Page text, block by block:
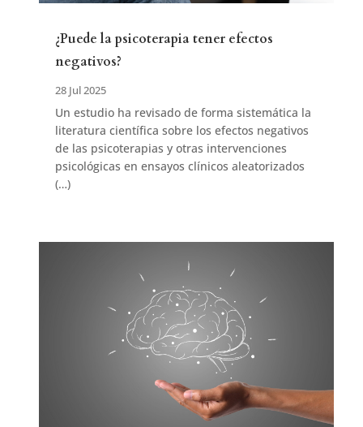
¿Puede la psicoterapia tener efectos
negativos?
28 Jul 2025
Un estudio ha revisado de forma sistemática la
literatura científica sobre los efectos negativos
de las psicoterapias y otras intervenciones
psicológicas en ensayos clínicos aleatorizados
(…)